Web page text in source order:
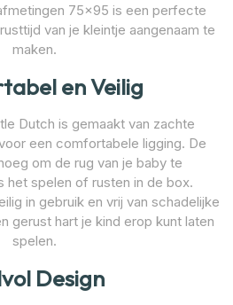
75×95 is een perfecte
van je kleintje aangenaam te
maken.
en Veilig
Dutch is gemaakt van zachte
een comfortabele ligging. De
om de rug van je baby te
het spelen of rusten in de box.
in gebruik en vrij van schadelijke
gerust hart je kind erop kunt laten
spelen.
Design